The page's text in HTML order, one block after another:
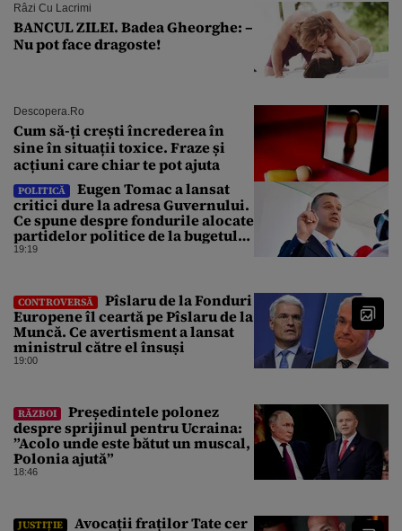
Râzi Cu Lacrimi
BANCUL ZILEI. Badea Gheorghe: –
Nu pot face dragoste!
Descopera.ro
Cum să-ți crești încrederea în
sine în situații toxice. Fraze și
acțiuni care chiar te pot ajuta
POLITICĂ
Eugen Tomac a lansat
critici dure la adresa Guvernului.
Ce spune despre fondurile alocate
partidelor politice de la bugetul
de stat
19:19
CONTROVERSĂ
Pîslaru de la Fonduri
Europene îl ceartă pe Pîslaru de la
Muncă. Ce avertisment a lansat
ministrul către el însuși
19:00
RĂZBOI
Președintele polonez
despre sprijinul pentru Ucraina:
”Acolo unde este bătut un muscal,
Polonia ajută”
18:46
JUSTIȚIE
Avocații fraților Tate cer